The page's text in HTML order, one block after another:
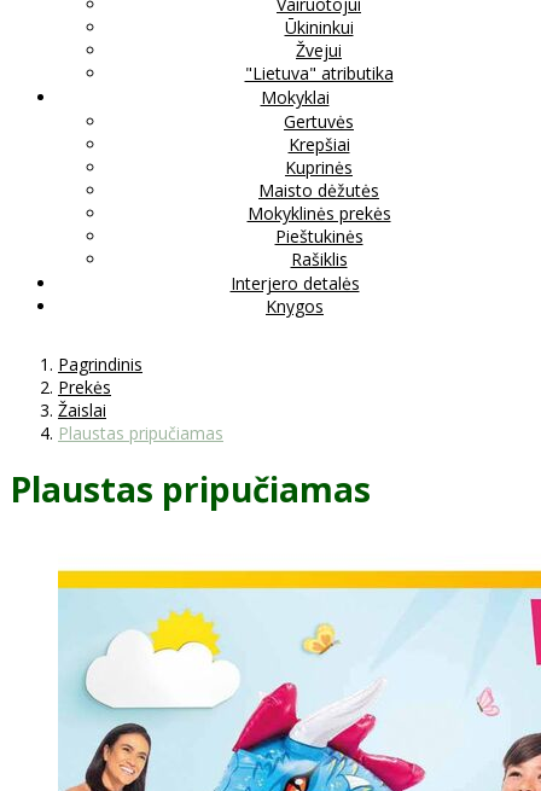
Ūkininkui
Žvejui
"Lietuva" atributika
Mokyklai
Gertuvės
Krepšiai
Kuprinės
Maisto dėžutės
Mokyklinės prekės
Pieštukinės
Rašiklis
Interjero detalės
Knygos
Pagrindinis
Prekės
Žaislai
Plaustas pripučiamas
Plaustas pripučiamas